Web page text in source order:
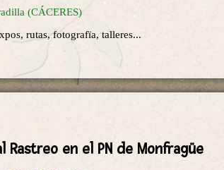
(CÁCERES)
rutas, fotografïa, talleres...
Rastreo en el PN de Monfragüe